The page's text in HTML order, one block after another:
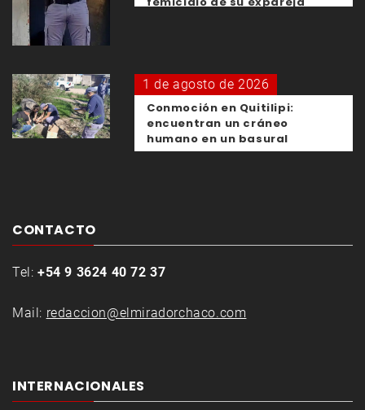
1 de agosto de 2026
Conmoción en Quitilipi:
encuentran un cráneo
humano en un basural
CONTACTO
Tel: +54 9 3624 40 72 37
Mail: redaccion@elmiradorchaco.com
INTERNACIONALES